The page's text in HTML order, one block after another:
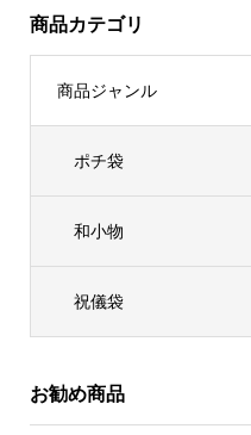
商品カテゴリ
商品ジャンル
ポチ袋
和小物
祝儀袋
お勧め商品